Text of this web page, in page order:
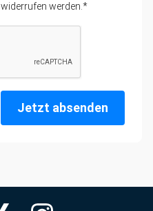
widerrufen werden.*
Jetzt absenden